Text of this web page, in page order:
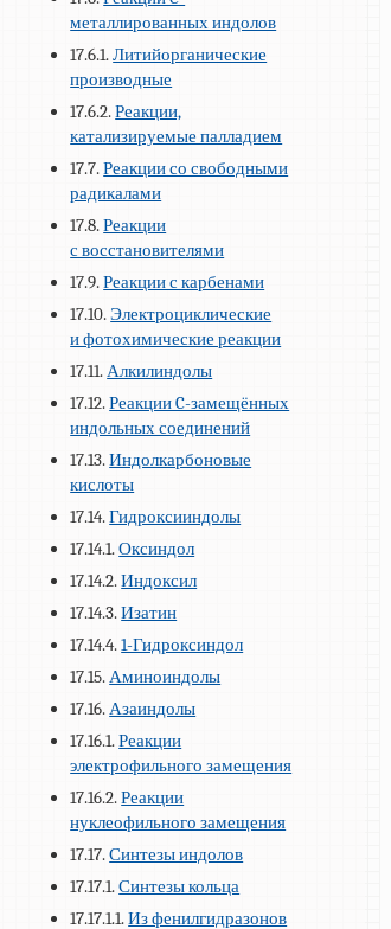
металлированных индолов
17.6.1.Литийорганические
производные
17.6.2.Реакции,
катализируемые палладием
17.7.Реакции со свободными
радикалами
17.8.Реакции
с восстановителями
17.9.Реакции с карбенами
17.10.Электроциклические
и фотохимические реакции
17.11.Алкилиндолы
17.12.Реакции C-замещённых
индольных соединений
17.13.Индолкарбоновые
кислоты
17.14.Гидроксииндолы
17.14.1.Оксиндол
17.14.2.Индоксил
17.14.3.Изатин
17.14.4.1-Гидроксиндол
17.15.Аминоиндолы
17.16.Азаиндолы
17.16.1.Реакции
электрофильного замещения
17.16.2.Реакции
нуклеофильного замещения
17.17.Синтезы индолов
17.17.1.Синтезы кольца
17.17.1.1.Из фенилгидразонов